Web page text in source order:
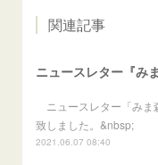
関連記事
ニュースレター「みま
致しました。&nbsp;
2021.06.07 08:40